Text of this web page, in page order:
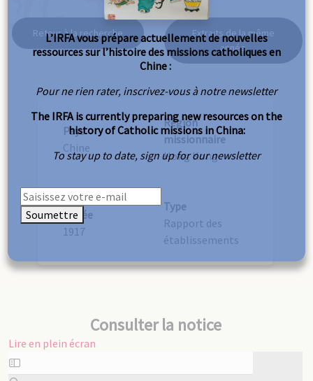
Retour à la recherche
Extraits de la même
année
Pays
Chine
Région
missionnaire
Hong Kong
Année
1917
Type
Rapport des
établissements
Consulter la notice
Lire en plein écran
Aller
au
L’IRFA vous prépare actuellement de nouvelles
ressources sur l’histoire des missions catholiques en
Chine :
Pour ne rien rater, inscrivez-vous à notre newsletter
The IRFA is currently preparing new resources on the
history of Catholic missions in China:
To stay up to date, sign up for our newsletter
Soumettre